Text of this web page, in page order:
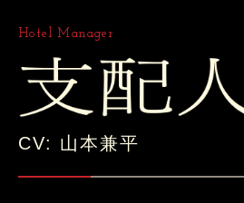
Hotel Manager
CV: 山本兼平